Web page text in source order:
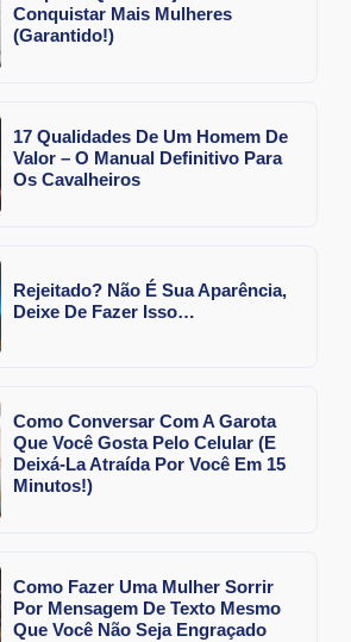
Conquistar Mais Mulheres
(Garantido!)
17 Qualidades De Um Homem De
Valor – O Manual Definitivo Para
Os Cavalheiros
Rejeitado? Não É Sua Aparência,
Deixe De Fazer Isso…
Como Conversar Com A Garota
Que Você Gosta Pelo Celular (E
Deixá-La Atraída Por Você Em 15
Minutos!)
Como Fazer Uma Mulher Sorrir
Por Mensagem De Texto Mesmo
Que Você Não Seja Engraçado